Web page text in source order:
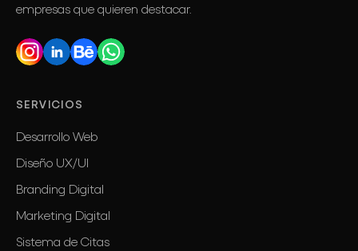
empresas que quieren destacar.
SERVICIOS
Desarrollo Web
Diseño UX/UI
Branding Digital
Marketing Digital
Sistema de Citas